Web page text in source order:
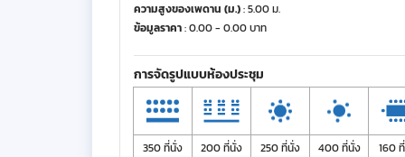
ความสูงของเพดาน (ม.): 5.00 ม.
ข้อมูลราคา: 0.00 - 0.00 บาท
การจัดรูปแบบห้องประชุม
350 ที่นั่ง 200 ที่นั่ง 250 ที่นั่ง 400 ที่นั่ง 160